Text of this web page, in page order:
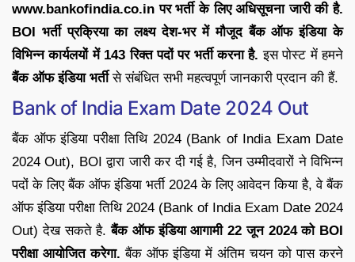
www.bankofindia.co.in पर भर्ती के लिए अधिसूचना जारी की है.
BOI भर्ती प्रक्रिया का लक्ष्य देश-भर में मौजूद बैंक ऑफ इंडिया के
विभिन्न कार्यलयों में 143 रिक्त पदों पर भर्ती करना है. इस पोस्ट में हमने
बैंक ऑफ इंडिया भर्तीसे संबंधित सभी महत्वपूर्ण जानकारी प्रदान की हैं.
Bank of India Exam Date 2024 Out
बैंक ऑफ इंडिया परीक्षा तिथि 2024 (Bank of India Exam Date
2024 Out), BOI द्वारा जारी कर दी गई है, जिन उम्मीदवारों ने विभिन्न
पदों के लिए बैंक ऑफ इंडिया भर्ती 2024 के लिए आवेदन किया है, वे बैंक
ऑफ इंडिया परीक्षा तिथि 2024 (Bank of India Exam Date 2024
Out) देख सकते है.बैंक ऑफ इंडिया आगामी 22 जून 2024 को BOI
परीक्षा आयोजित करेगा. बैंक ऑफ इंडिया में अंतिम चयन को पास करने